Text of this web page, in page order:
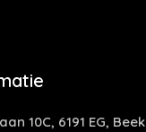
10C, 6191 EG, Beek